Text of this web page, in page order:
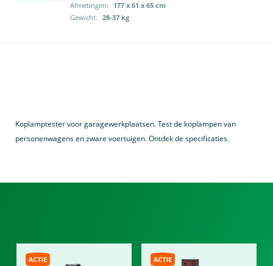
Afmetingen:
177 x 61 x 65 cm
Gewicht: 28-37 kg
Koplamptester voor garagewerkplaatsen. Test de koplampen van
personenwagens en zware voertuigen. Ontdek de specificaties.